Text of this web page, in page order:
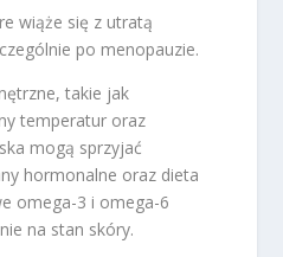
wiąże się z utratą
po menopauzie.
takie jak
temperatur oraz
mogą sprzyjać
hormonalne oraz dieta
omega-3 i omega-6
na stan skóry.